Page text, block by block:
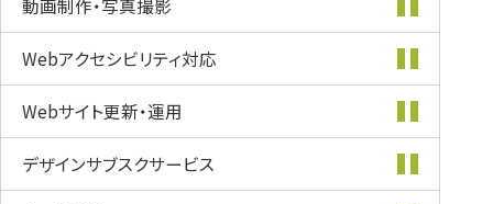
動画制作・写真撮影
Webアクセシビリティ対応
Webサイト更新・運用
デザインサブスクサービス